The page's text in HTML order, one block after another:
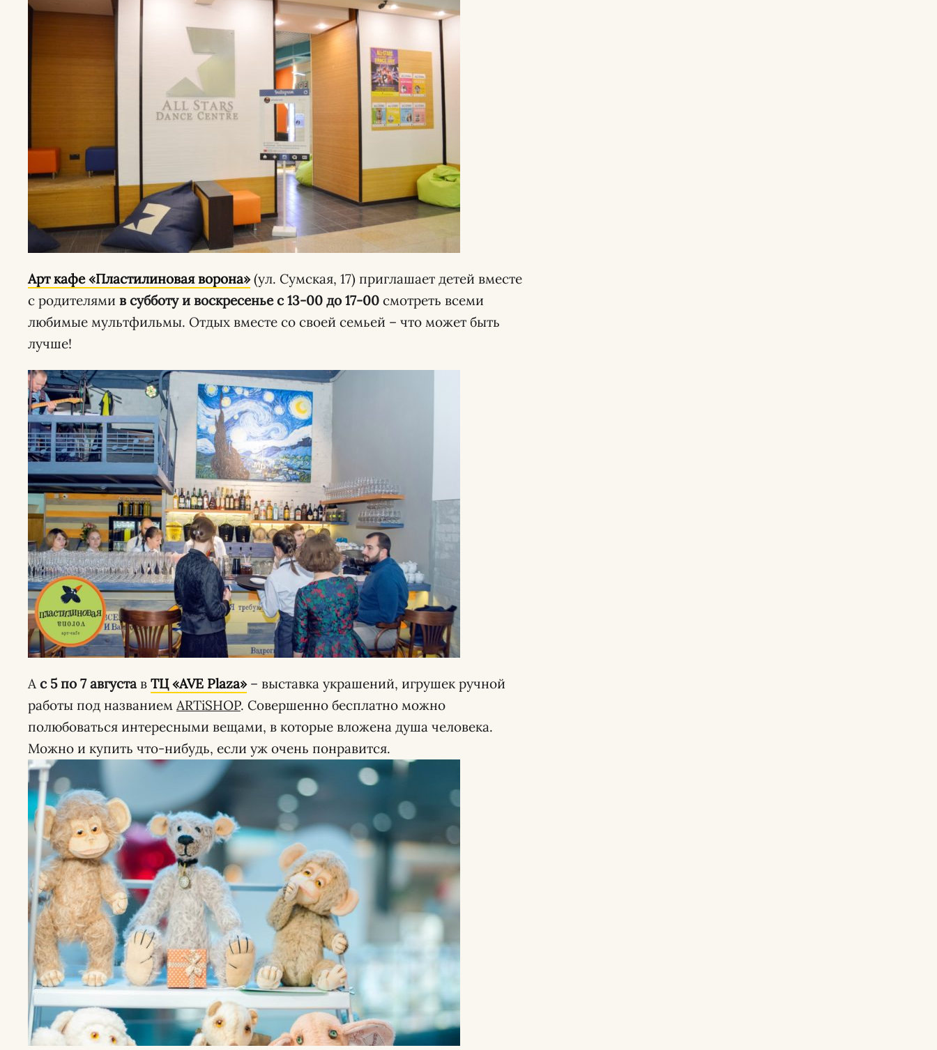
Арт кафе «Пластилиновая ворона»(ул. Сумская, 17) приглашает детей вместе
с родителями в субботу и воскресенье с 13-00 до 17-00 смотреть всеми
любимые мультфильмы. Отдых вместе со своей семьей – что может быть
лучше!
А с 5 по 7 августа в ТЦ «AVE Plaza»– выставка украшений, игрушек ручной
работы под названием ARTiSHOP. Совершенно бесплатно можно
полюбоваться интересными вещами, в которые вложена душа человека.
Можно и купить что-нибудь, если уж очень понравится.